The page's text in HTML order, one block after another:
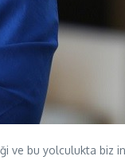
bu yolculukta biz